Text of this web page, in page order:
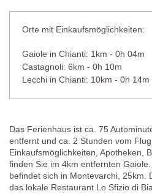
Orte mit Einkaufsmöglichkeiten:
Gaiole in Chianti: 1km - 0h 04m
Castagnoli: 6km - 0h 10m
Lecchi in Chianti: 10km - 0h 14m
Das Ferienhaus ist ca. 75
entfernt und ca. 2 Stunden vom
Einkaufsmöglichkeiten, Apotheken,
finden Sie im 4km entfernten
befindet sich in Montevarchi, 25km.
das lokale Restaurant Lo Sfizio di